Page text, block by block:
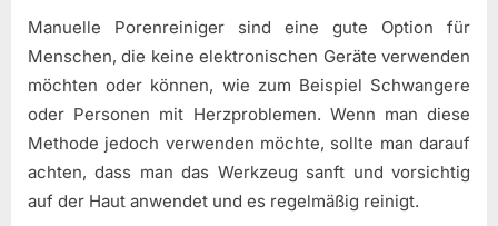
Manuelle Porenreiniger sind eine gute Option für
Menschen, die keine elektronischen Geräte verwenden
möchten oder können, wie zum Beispiel Schwangere
oder Personen mit Herzproblemen. Wenn man diese
Methode jedoch verwenden möchte, sollte man darauf
achten, dass man das Werkzeug sanft und vorsichtig
auf der Haut anwendet und es regelmäßig reinigt.